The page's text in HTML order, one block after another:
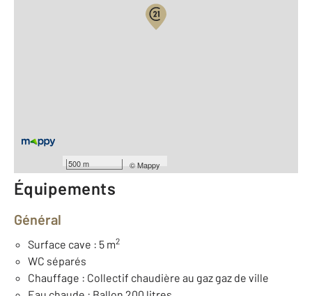
500 m ©Mappy
Année construction : 1970
Équipements
Général
Surface cave : 5 m2
WC séparés
Chauffage : Collectif chaudière au gaz gaz de ville